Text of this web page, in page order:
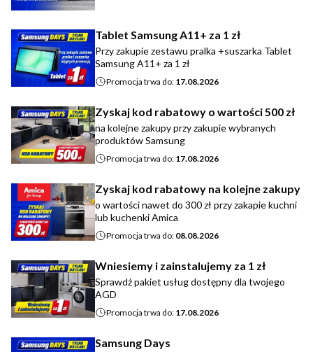
Tablet Samsung A11+ za 1 zł
Przy zakupie zestawu pralka +suszarka Tablet
Samsung A11+ za 1 zł
Promocja trwa do: 17.08.2026
Zyskaj kod rabatowy o wartości 500 zł
na kolejne zakupy przy zakupie wybranych
produktów Samsung
Promocja trwa do: 17.08.2026
Zyskaj kod rabatowy na kolejne zakupy
o wartości nawet do 300 zł przy zakapie kuchni
lub kuchenki Amica
Promocja trwa do: 08.08.2026
Wniesiemy i zainstalujemy za 1 zł
Sprawdź pakiet usług dostępny dla twojego
AGD
Promocja trwa do: 17.08.2026
Samsung Days